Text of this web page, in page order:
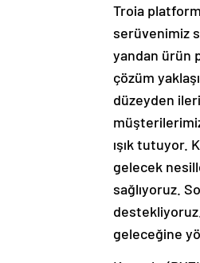
Troia
serüvenimiz
yandan ürün
çözüm
düzeyden
ışık tutuyor.
gelecek
sağlıyoruz.
geleceğine